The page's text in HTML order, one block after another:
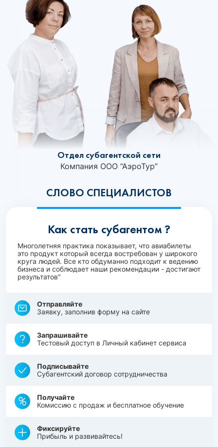
СЛОВО СПЕЦИАЛИСТОВ
Отдел субагентской сети
Компания ООО “АэроТур”
Как стать субагентом ?
Многолетняя практика показывает, что авиабилеты
это продукт который всегда востребован у широкого
круга людей. Все кто обдуманно подходит к ведению
бизнеса и соблюдает наши рекомендации - достигают
результатов"
Отправляйте
Заявку, заполнив форму на сайте
Запрашивайте
Тестовый доступ в Личный кабинет сервиса
Подписывайте
Субагентский договор сотрудничества
Получайте
Комиссию с продаж и бесплатное обучение
Фиксируйте
Прибыль и развивайтесь!